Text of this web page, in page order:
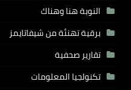
النوبة هنا وهناك
برقية تهنئة من شيفاتايمز
تقارير صحفية
تكنولجيا المعلومات